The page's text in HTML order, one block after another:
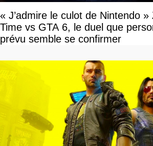
« J’admire le culot de Nintendo
Time vs GTA 6, le duel que
prévu semble se confirmer